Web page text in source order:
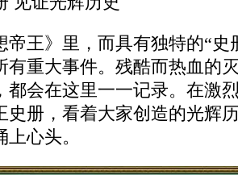
》里，而具有独特的“史
有重大事件。残酷而热血的
都会在这里一一记录。在激
史册，看着大家创造的光辉
心头。